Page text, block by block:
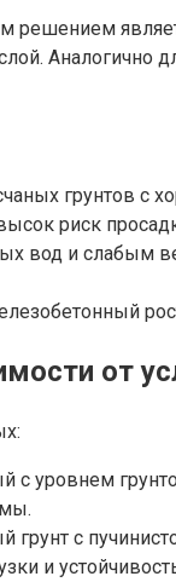
Аналогично
грунтов с
риск
вод и слабым
от
с уровнем
грунт с
и